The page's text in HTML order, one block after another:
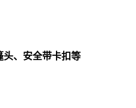
头、安全带卡扣等